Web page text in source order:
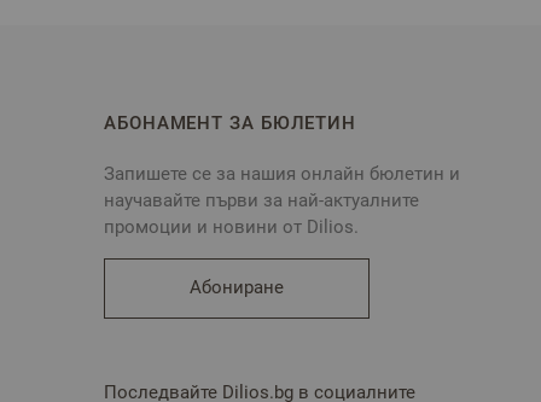
АБОНАМЕНТ ЗА БЮЛЕТИН
Запишете се за нашия онлайн бюлетин и
научавайте първи за най-актуалните
промоции и новини от Dilios.
Абониране
Последвайте Dilios.bg в социалните